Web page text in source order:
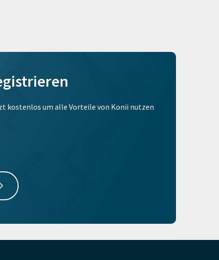
kostenlos um alle Vorteile von Konii nutzen